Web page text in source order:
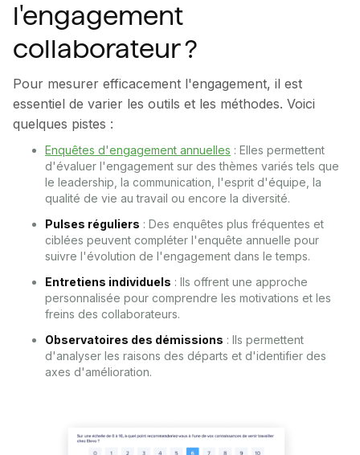
l'engagement
collaborateur ?
Pour mesurer efficacement l'engagement, il est
essentiel de varier les outils et les méthodes. Voici
quelques pistes :
Enquêtes d'engagement annuelles : Elles permettent
d'évaluer l'engagement sur des thèmes variés tels que
le leadership, la communication, l'esprit d'équipe, la
qualité de vie au travail ou encore la diversité.
Pulses réguliers : Des enquêtes plus fréquentes et
ciblées peuvent compléter l'enquête annuelle pour
suivre l'évolution de l'engagement dans le temps.
Entretiens individuels : Ils offrent une approche
personnalisée pour comprendre les motivations et les
freins des collaborateurs.
Observatoires des démissions : Ils permettent
d'analyser les raisons des départs et d'identifier des
axes d'amélioration.